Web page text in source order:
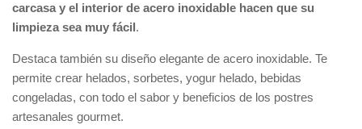
carcasa y el interior de acero inoxidable hacen que su
limpieza sea muy fácil.
Destaca también su diseño elegante de acero inoxidable. Te
permite crear helados, sorbetes, yogur helado, bebidas
congeladas, con todo el sabor y beneficios de los postres
artesanales gourmet.